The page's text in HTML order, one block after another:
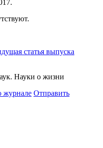
статья выпуска
Науки о жизни
журнале Отправить